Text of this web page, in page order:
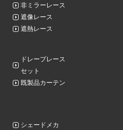
非ミラーレース
遮像レース
遮熱レース
ドレープレース
セット
既製品カーテン
シェードメカ